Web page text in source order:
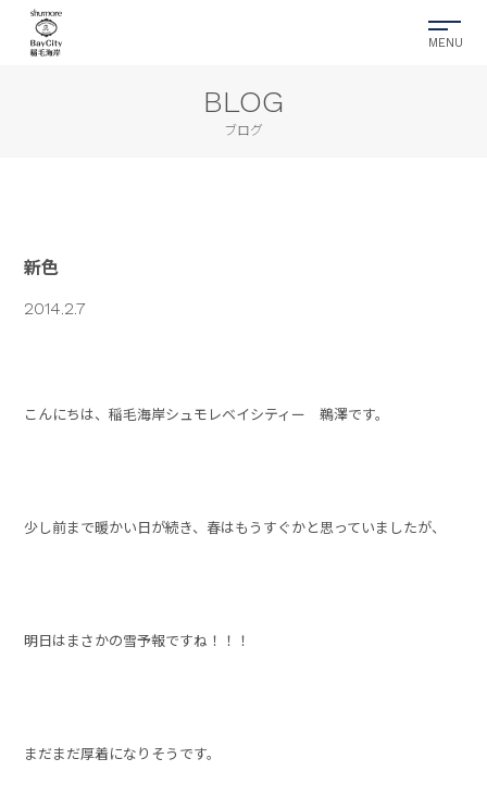
BLOG
ブログ
新色
2014.2.7
こんにちは、稲毛海岸シュモレベイシティー 鵜澤です。
少し前まで暖かい日が続き、春はもうすぐかと思っていましたが、
明日はまさかの雪予報ですね！！！
まだまだ厚着になりそうです。